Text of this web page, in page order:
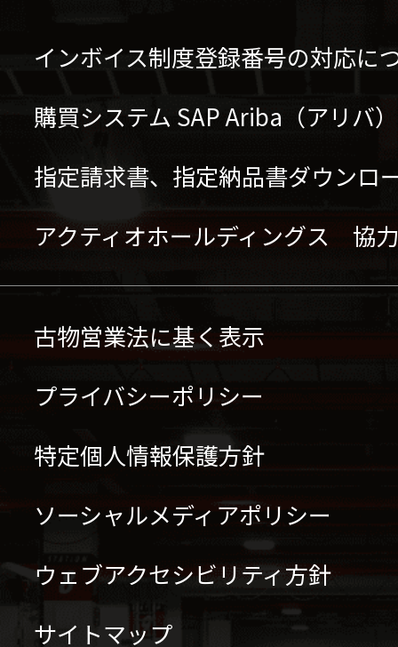
インボイス制度登録番号の対応に
購買システム SAP Ariba（アリバ
指定請求書、指定納品書ダウンロ
アクティオホールディングス 協
古物営業法に基く表示
プライバシーポリシー
特定個人情報保護方針
ソーシャルメディアポリシー
ウェブアクセシビリティ方針
サイトマップ